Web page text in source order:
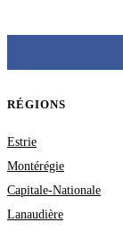
RÉGIONS
Estrie
Montérégie
Capitale-Nationale
Lanaudière